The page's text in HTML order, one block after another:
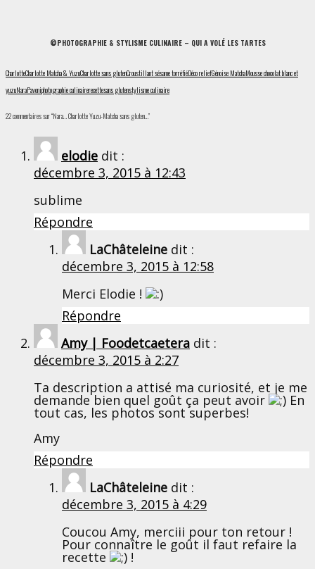
©PHOTOGRAPHIE & STYLISME CULINAIRE – QUI A VOLÉ LES TARTES
CharlotteCharlotte Matcha & YuzuCharlotte sans glutenCroustillant sésame torréfiéDéco reliefGénoise MatchaMousse chocolat blanc et
yuzuNaraPavoniphotographie culinairerecettesans glutenstylisme culinaire
22 commentaires sur “Nara… Charlotte Yuzu-Matcha sans gluten…”
elodie dit :
décembre 3, 2015 à 12:43
sublime
Répondre
LaChâteleine dit :
décembre 3, 2015 à 12:58
Merci Elodie !
Répondre
Amy | Foodetcaetera dit :
décembre 3, 2015 à 2:27
Ta description a attisé ma curiosité, et je me
demande bien quel goût ça peut avoir En
tout cas, les photos sont superbes!
Amy
Répondre
LaChâteleine dit :
décembre 3, 2015 à 4:29
Coucou Amy, merciii pour ton retour !
Pour connaître le goût il faut refaire la
recette
!